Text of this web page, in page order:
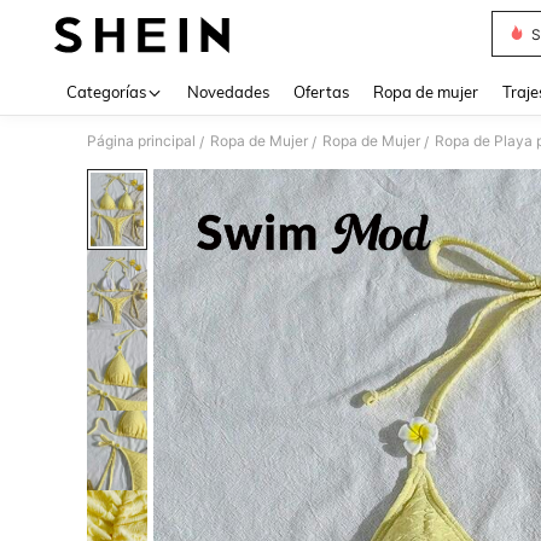
Categorías Novedades Ofertas Ropa de mujer
Página principal / Ropa de Mujer / Ropa de Mujer / Ropa de Playa